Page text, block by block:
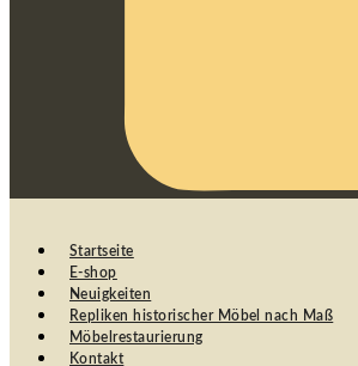
Startseite
E-shop
Neuigkeiten
Repliken historischer Möbel nach Maß
Möbelrestaurierung
Kontakt